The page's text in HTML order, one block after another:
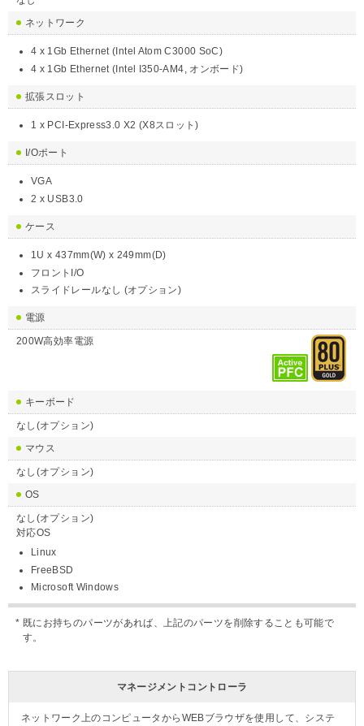
ネットワーク
4 x 1Gb Ethernet (Intel Atom C3000 SoC)
4 x 1Gb Ethernet (Intel I350-AM4, オンボード)
拡張スロット
1 x PCI-Express3.0 X2 (X8スロット)
I/Oポート
VGA
2 x USB3.0
ケース
1U x 437mm(W) x 249mm(D)
フロントI/O
スライドレールなし (オプション)
電源
200W高効率電源
キーボード
なし(オプション)
マウス
なし(オプション)
OS
なし(オプション)
対応OS
Linux
FreeBSD
Microsoft Windows
既にお持ちのパーツがあれば、上記のパーツを削除することも可能で
す。
マネージメントコントローラ
ネットワーク上のコンピュータからWEBブラウザを使用して、システ